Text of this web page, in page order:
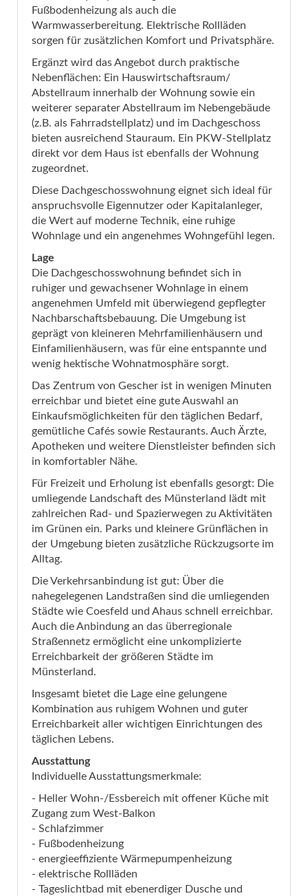
Fußbodenheizung als auch die
Warmwasserbereitung. Elektrische Rollläden
sorgen für zusätzlichen Komfort und Privatsphäre.
Ergänzt wird das Angebot durch praktische
Nebenflächen: Ein Hauswirtschaftsraum/
Abstellraum innerhalb der Wohnung sowie ein
weiterer separater Abstellraum im Nebengebäude
(z.B. als Fahrradstellplatz) und im Dachgeschoss
bieten ausreichend Stauraum. Ein PKW-Stellplatz
direkt vor dem Haus ist ebenfalls der Wohnung
zugeordnet.
Diese Dachgeschosswohnung eignet sich ideal für
anspruchsvolle Eigennutzer oder Kapitalanleger,
die Wert auf moderne Technik, eine ruhige
Wohnlage und ein angenehmes Wohngefühl legen.
Lage
Die Dachgeschosswohnung befindet sich in
ruhiger und gewachsener Wohnlage in einem
angenehmen Umfeld mit überwiegend gepflegter
Nachbarschaftsbebauung. Die Umgebung ist
geprägt von kleineren Mehrfamilienhäusern und
Einfamilienhäusern, was für eine entspannte und
wenig hektische Wohnatmosphäre sorgt.
Das Zentrum von Gescher ist in wenigen Minuten
erreichbar und bietet eine gute Auswahl an
Einkaufsmöglichkeiten für den täglichen Bedarf,
gemütliche Cafés sowie Restaurants. Auch Ärzte,
Apotheken und weitere Dienstleister befinden sich
in komfortabler Nähe.
Für Freizeit und Erholung ist ebenfalls gesorgt: Die
umliegende Landschaft des Münsterland lädt mit
zahlreichen Rad- und Spazierwegen zu Aktivitäten
im Grünen ein. Parks und kleinere Grünflächen in
der Umgebung bieten zusätzliche Rückzugsorte im
Alltag.
Die Verkehrsanbindung ist gut: Über die
nahegelegenen Landstraßen sind die umliegenden
Städte wie Coesfeld und Ahaus schnell erreichbar.
Auch die Anbindung an das überregionale
Straßennetz ermöglicht eine unkomplizierte
Erreichbarkeit der größeren Städte im
Münsterland.
Insgesamt bietet die Lage eine gelungene
Kombination aus ruhigem Wohnen und guter
Erreichbarkeit aller wichtigen Einrichtungen des
täglichen Lebens.
Ausstattung
Individuelle Ausstattungsmerkmale:
- Heller Wohn-/Essbereich mit offener Küche mit
Zugang zum West-Balkon
- Schlafzimmer
- Fußbodenheizung
- energieeffiziente Wärmepumpenheizung
- elektrische Rollläden
- Tageslichtbad mit ebenerdiger Dusche und